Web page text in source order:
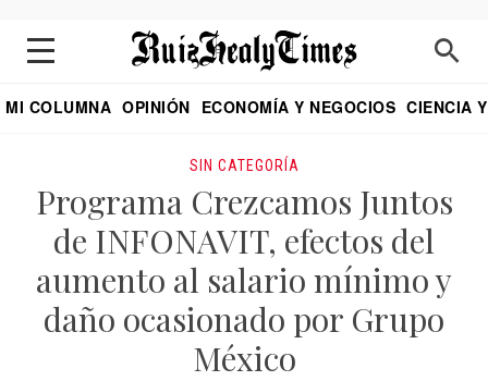
MI COLUMNA OPINIÓN ECONOMÍA Y NEGOCIOS CIENCIA
SIN CATEGORÍA
Programa Crezcamos Juntos
de INFONAVIT, efectos del
aumento al salario mínimo y
daño ocasionado por Grupo
México